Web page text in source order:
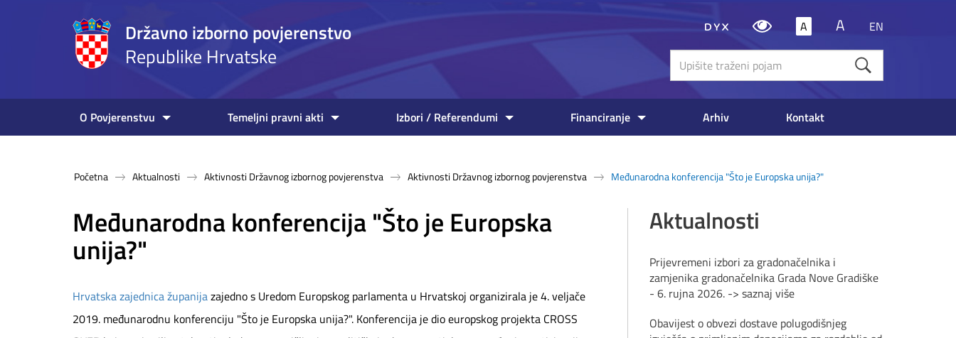
Državno izborno povjerenstvo
Republike Hrvatske
A A
EN
Upišite
traženi
O Povjerenstvu
Temeljni pravni akti Izbori / Referendumi Financiranje Arhiv Kontakt
Početna Aktualnosti Aktivnosti Državnog izbornog povjerenstva Aktivnosti Državnog izbornog povjerenstva Međunarodna konferencija "Što je Europska unija?"
Međunarodna konferencija "Što je Europska
unija?"
Hrvatska zajednica županijazajedno s Uredom Europskog parlamenta u Hrvatskoj organizirala je 4. veljače
2019. međunarodnu konferenciju "Što je Europska unija?". Konferencija je dio europskog projekta CROSS
Aktualnosti
Prijevremeni izbori za gradonačelnika i
zamjenika gradonačelnika Grada Nove Gradiške
- 6. rujna 2026. -> saznaj više
Obavijest o obvezi dostave polugodišnjeg